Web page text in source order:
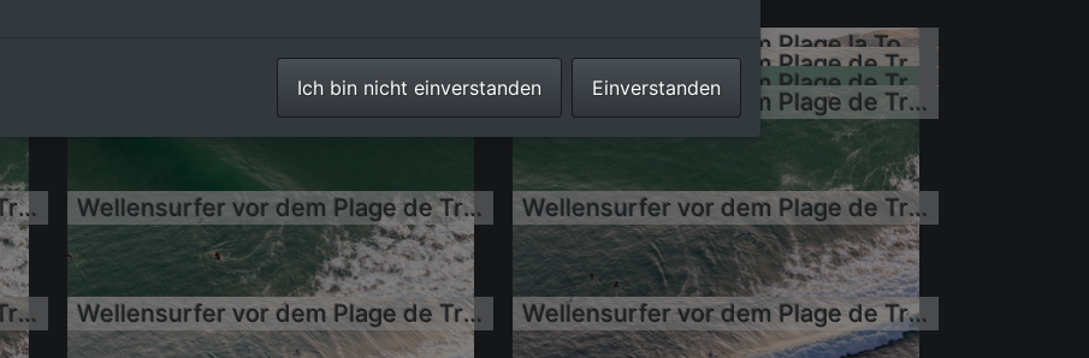
17.06.2022
Wellensurfer vor dem Plage la Torche-Tronoën
17.06.2022
Wellensurfer vor dem Plage de Tronoën
17.06.2022
Wellensurfer vor dem Plage de Tronoën
17.06.2022
Wellensurfer vor dem Plage de Tronoën
17.06.2022
Wellensurfer vor dem Plage de Tronoën/Bretagne
17.06.2022
Wellensurfer vor dem Plage de Tronoën
17.06.2022
Wellensurfer vor dem Plage de Tronoën
17.06.2022
Wellensurfer vor dem Plage de Tronoën Wellensurfer vor dem Plage de Tronoën Wellensurfer vor dem Plage de Tronoën/Bretagne
Wellensurfer vor dem Plage de Tronoën Wellensurfer vor dem Plage de Tronoën Wellensurfer vor dem Plage de Tronoën
Ich bin nicht einverstanden Einverstanden